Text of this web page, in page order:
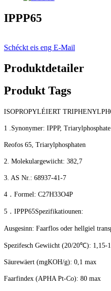
IPPP65
Schéckt eis eng E-Mail
Produktdetailer
Produkt Tags
ISOPROPYLÉIERT
1 .Synonymer: IPPP,
Reofos 65, Triarylphosphaten
2. Molekulargewiicht: 382,7
3. AS Nr.: 68937-41-7
4 ． Formel: C27H33O4P
5 ． IPPP65Spezifikatiounen:
Ausgesinn: Faarflos oder hellgiel
Spezifesch Gewiicht (20/20℃): 1,15-
Säurewäert (mgKOH/g): 0,1 max
Faarfindex (APHA Pt-Co): 80 max